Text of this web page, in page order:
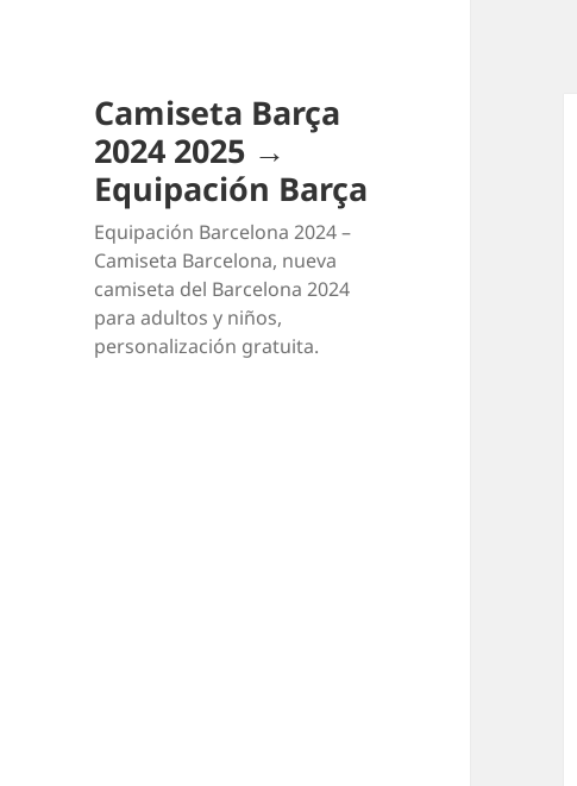
Camiseta Barça
2024 2025 →
Equipación Barça
Equipación Barcelona 2024 –
Camiseta Barcelona, nueva
camiseta del Barcelona 2024
para adultos y niños,
personalización gratuita.